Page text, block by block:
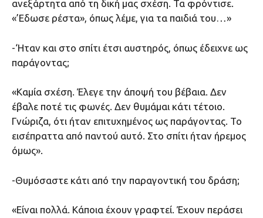
ανεξάρτητα από τη δική μας σχέση. Τα φρόντισε.
«’Εδωσε ρέστα», όπως λέμε, για τα παιδιά του…»
-‘Ηταν και στο σπίτι έτσι αυστηρός, όπως έδειχνε ως
παράγοντας;
«Καμία σχέση. Έλεγε την άποψή του βέβαια. Δεν
έβαλε ποτέ τις φωνές. Δεν θυμάμαι κάτι τέτοιο.
Γνώριζα, ότι ήταν επιτυχημένος ως παράγοντας. Το
εισέπραττα από παντού αυτό. Στο σπίτι ήταν ήρεμος
όμως».
-Θυμόσαστε κάτι από την παραγοντική του δράση;
«Είναι πολλά. Κάποια έχουν γραφτεί. Έχουν περάσει